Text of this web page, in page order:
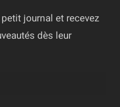
journal et recevez
dès leur